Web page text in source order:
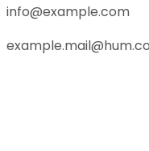
info@example.com